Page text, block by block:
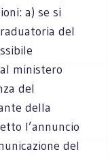
a) se si
del
ministero
del
della
l’annuncio
del